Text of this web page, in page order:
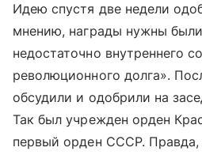
Идею спустя две недели
мнению, награды нужны
недостаточно внутреннего
революционного долга».
обсудили и одобрили на
Так был учрежден орден
первый орден СССР. Правда,